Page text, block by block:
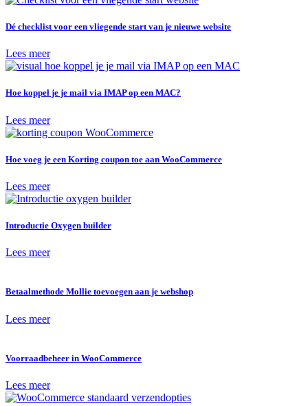
Dé checklist voor een vliegende start van je nieuwe website
Lees meer
Hoe koppel je je mail via IMAP op een MAC?
Lees meer
Hoe voeg je een Korting coupon toe aan WooCommerce
Lees meer
Introductie Oxygen builder
Lees meer
Betaalmethode Mollie toevoegen aan je webshop
Lees meer
Voorraadbeheer in WooCommerce
Lees meer